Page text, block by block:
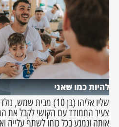
להיות כמו שאני
שליו אליהו (בן 10)
צעיר התמודד עם הקושי לקבל את
אותה ונמנע בכל כוחו לשתף עלייה